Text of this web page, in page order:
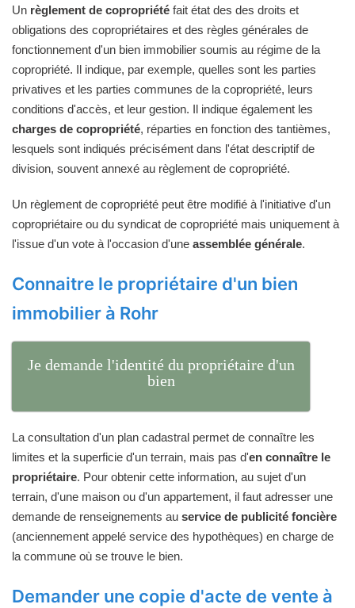
Un règlement de copropriété fait état des des droits et
obligations des copropriétaires et des règles générales de
fonctionnement d'un bien immobilier soumis au régime de la
copropriété. Il indique, par exemple, quelles sont les parties
privatives et les parties communes de la copropriété, leurs
conditions d'accès, et leur gestion. Il indique également les
charges de copropriété, réparties en fonction des tantièmes,
lesquels sont indiqués précisément dans l'état descriptif de
division, souvent annexé au règlement de copropriété.
Un règlement de copropriété peut être modifié à l'initiative d'un
copropriétaire ou du syndicat de copropriété mais uniquement à
l'issue d'un vote à l'occasion d'une assemblée générale.
Connaitre le propriétaire d'un bien
immobilier à Rohr
Je demande l'identité du propriétaire d'un
bien
La consultation d'un plan cadastral permet de connaître les
limites et la superficie d'un terrain, mais pas d'en connaître le
propriétaire. Pour obtenir cette information, au sujet d'un
terrain, d'une maison ou d'un appartement, il faut adresser une
demande de renseignements au service de publicité foncière
(anciennement appelé service des hypothèques) en charge de
la commune où se trouve le bien.
Demander une copie d'acte de vente à